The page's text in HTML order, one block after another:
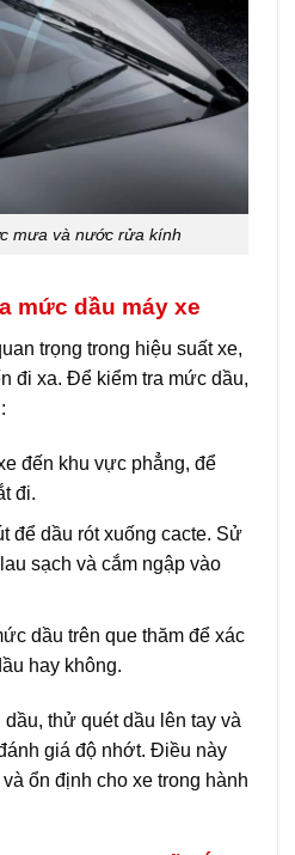
mưa và nước rửa kính
mức dầu máy xe
trọng trong hiệu suất xe,
đi xa. Để kiểm tra mức dầu,
đến khu vực phẳng, để
đi.
để dầu rót xuống cacte. Sử
sạch và cắm ngập vào
dầu trên que thăm để xác
hay không.
thử quét dầu lên tay và
giá độ nhớt. Điều này
ổn định cho xe trong hành